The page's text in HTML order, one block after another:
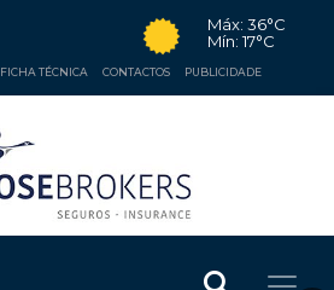
Máx: 36°C
Mín: 17°C
FICHA TÉCNICA CONTACTOS PUBLICIDADE